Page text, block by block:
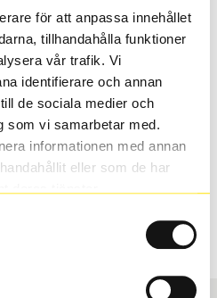
för att anpassa innehållet
tillhandahålla funktioner
vår trafik. Vi
identifierare och annan
de sociala medier och
som vi samarbetar med.
informationen med annan
eller som de har
för att se om det däck du
du köper däck som skall
se till att kolla en extra
samma dimensioner.
ut under årens lopp och
som bilen hade ut från
Sök